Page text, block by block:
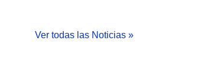
Ver todas las Noticias »